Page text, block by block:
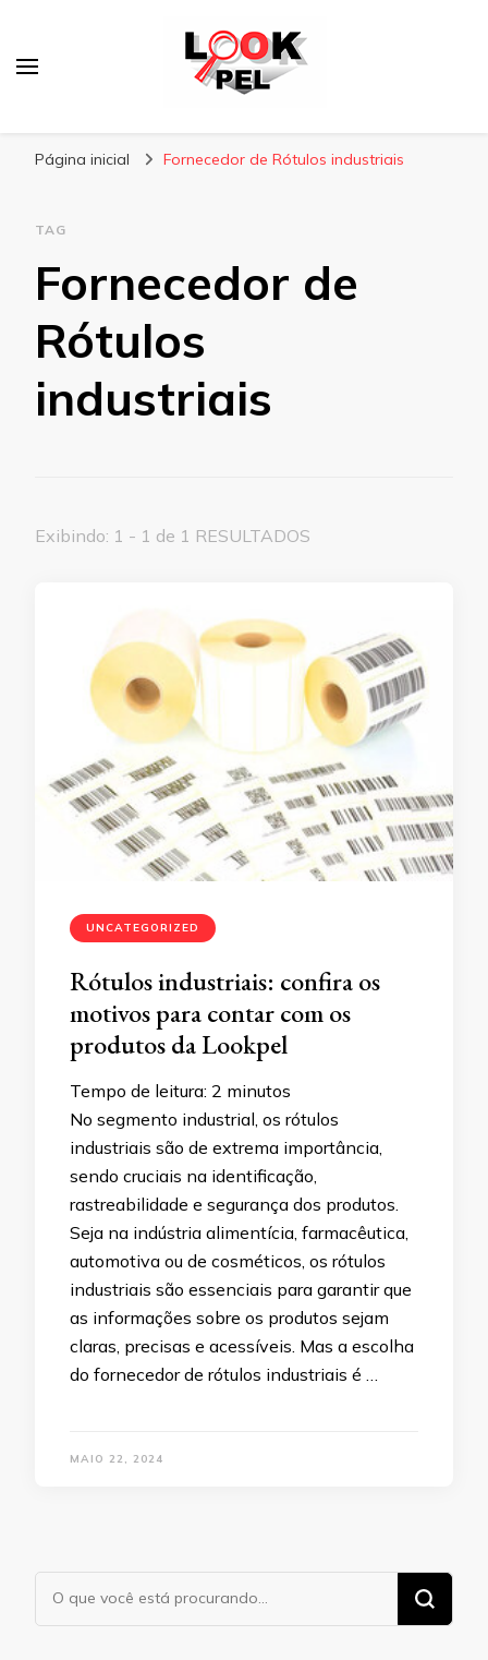
Página inicial Fornecedor de Rótulos industriais
TAG
Fornecedor de
Rótulos
industriais
Exibindo: 1 - 1 de 1 RESULTADOS
UNCATEGORIZED
Rótulos industriais: confira os
motivos para contar com os
produtos da Lookpel
Tempo de leitura: 2 minutos
No segmento industrial, os rótulos
industriais são de extrema importância,
sendo cruciais na identificação,
rastreabilidade e segurança dos produtos.
Seja na indústria alimentícia, farmacêutica,
automotiva ou de cosméticos, os rótulos
industriais são essenciais para garantir que
as informações sobre os produtos sejam
claras, precisas e acessíveis. Mas a escolha
do fornecedor de rótulos industriais é …
MAIO 22, 2024
Procurando
algo?